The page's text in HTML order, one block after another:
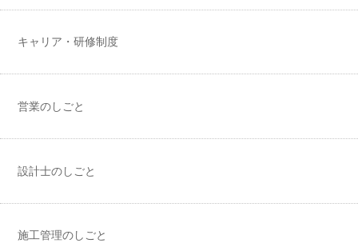
キャリア・研修制度
営業のしごと
設計士のしごと
施工管理のしごと